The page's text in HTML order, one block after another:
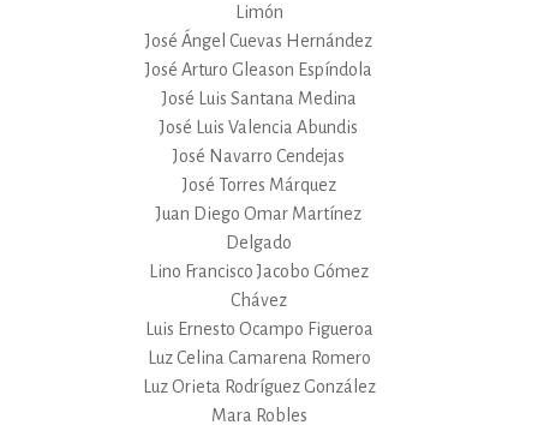
Limón
José Ángel Cuevas Hernández
José Arturo Gleason Espíndola
José Luis Santana Medina
José Luis Valencia Abundis
José Navarro Cendejas
José Torres Márquez
Juan Diego Omar Martínez
Delgado
Lino Francisco Jacobo Gómez
Chávez
Luis Ernesto Ocampo Figueroa
Luz Celina Camarena Romero
Luz Orieta Rodríguez González
Mara Robles